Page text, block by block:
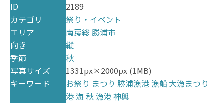
ID
2189
カテゴリ
祭り・イベント
エリア
南房総 勝浦市
向き
縦
季節
秋
写真サイズ
1331px×2000px (1MB)
キーワード
お祭り まつり 勝浦漁港 漁船 大漁まつり
港海 秋 漁港神輿